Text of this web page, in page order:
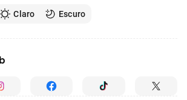
Claro Escuro